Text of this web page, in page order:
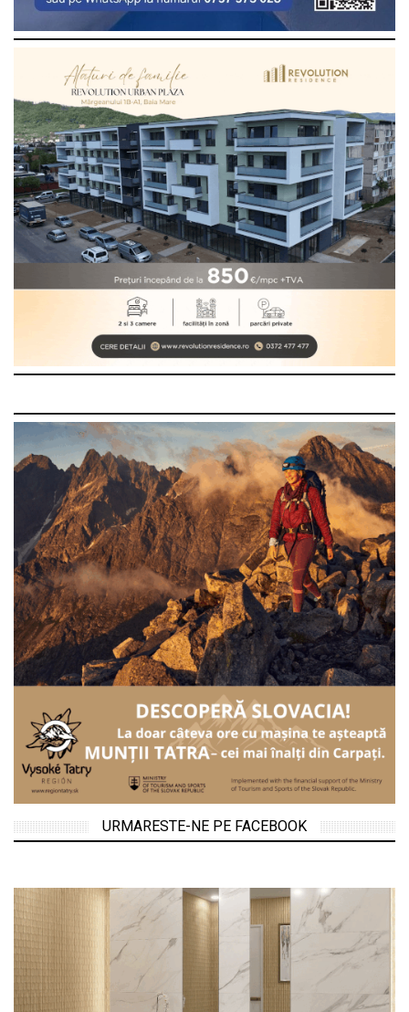
URMARESTE-NE PE FACEBOOK